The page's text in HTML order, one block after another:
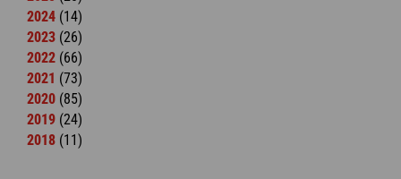
2024 (14)
2023 (26)
2022 (66)
2021 (73)
2020 (85)
2019 (24)
2018 (11)